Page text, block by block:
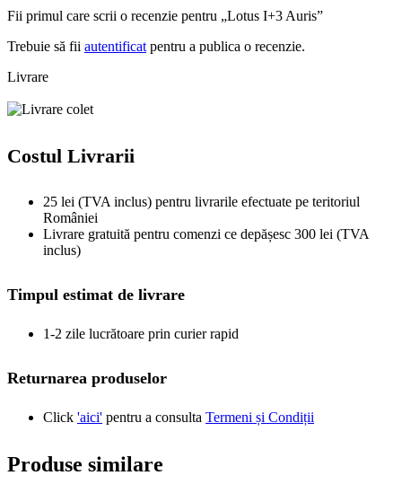
Fii primul care scrii o recenzie pentru „Lotus I+3 Auris”
Trebuie să fii autentificat pentru a publica o recenzie.
Livrare
Costul Livrarii
25 lei (TVA inclus) pentru livrarile efectuate pe teritoriul
României
Livrare gratuită pentru comenzi ce depășesc 300 lei (TVA
inclus)
Timpul estimat de livrare
1-2 zile lucrătoare prin curier rapid
Returnarea produselor
Click 'aici' pentru a consulta Termeni și Condiții
Produse similare